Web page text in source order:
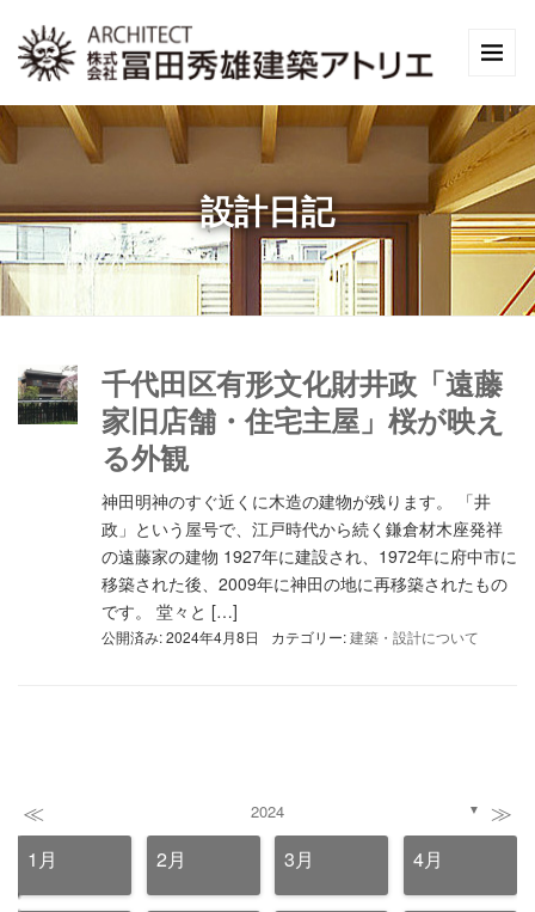
設計日記
千代田区有形文化財井政「遠藤
家旧店舗・住宅主屋」桜が映え
る外観
神田明神のすぐ近くに木造の建物が残ります。 「井
政」という屋号で、江戸時代から続く鎌倉材木座発祥
の遠藤家の建物 1927年に建設され、1972年に府中市に
移築された後、2009年に神田の地に再移築されたもの
です。 堂々と […]
公開済み: 2024年4月8日 カテゴリー:建築・設計について
≪ 2024 ▼ ≫
1月 2月 3月 4月